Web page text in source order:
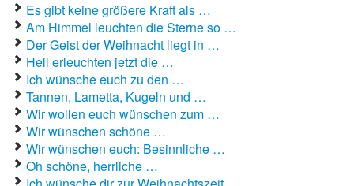
Es gibt keine größere Kraft als …
Am Himmel leuchten die Sterne so …
Der Geist der Weihnacht liegt in …
Hell erleuchten jetzt die …
Ich wünsche euch zu den …
Tannen, Lametta, Kugeln und …
Wir wollen euch wünschen zum …
Wir wünschen schöne …
Wir wünschen euch: Besinnliche …
Oh schöne, herrliche …